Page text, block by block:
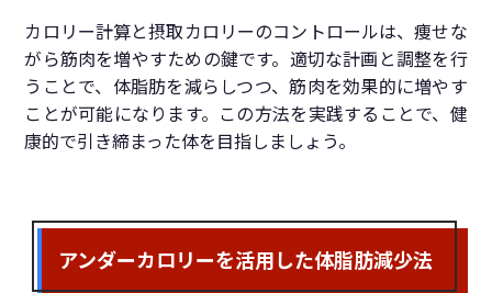
カロリー計算と摂取カロリーのコントロールは、痩せな
がら筋肉を増やすための鍵です。適切な計画と調整を行
うことで、体脂肪を減らしつつ、筋肉を効果的に増やす
ことが可能になります。この方法を実践することで、健
康的で引き締まった体を目指しましょう。
アンダーカロリーを活用した体脂肪減少法